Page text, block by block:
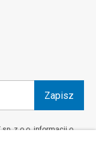
Zapisz
sp. z o.o. informacji o